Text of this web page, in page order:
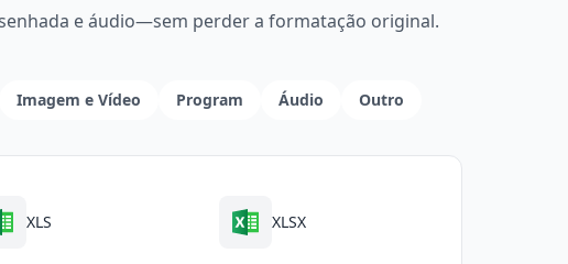
e áudio—sem perder a formatação original.
Imagem e Vídeo Program Áudio Outro
XLS XLSX